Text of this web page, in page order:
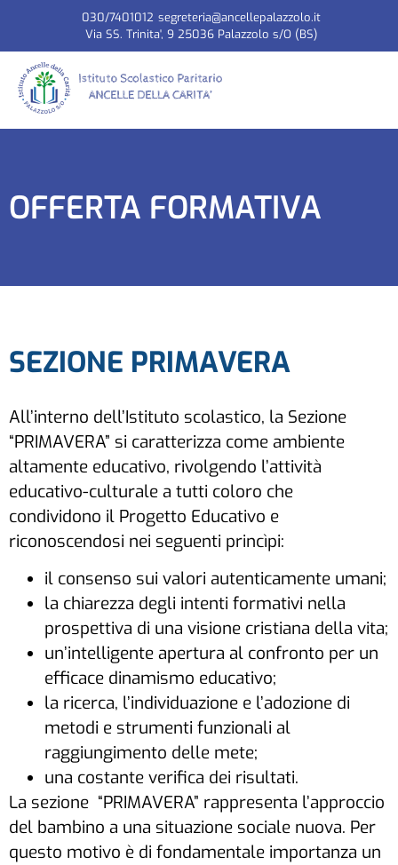
030/7401012 segreteria@ancellepalazzolo.it
Via SS. Trinita', 9 25036 Palazzolo s/O (BS)
OFFERTA FORMATIVA
SEZIONE PRIMAVERA
All’interno dell’Istituto scolastico, la Sezione
“PRIMAVERA” si caratterizza come ambiente
altamente educativo, rivolgendo l’attività
educativo-culturale a tutti coloro che
condividono il Progetto Educativo e
riconoscendosi nei seguenti princìpi:
il consenso sui valori autenticamente umani;
la chiarezza degli intenti formativi nella
prospettiva di una visione cristiana della vita;
un’intelligente apertura al confronto per un
efficace dinamismo educativo;
la ricerca, l’individuazione e l’adozione di
metodi e strumenti funzionali al
raggiungimento delle mete;
una costante verifica dei risultati.
La sezione “PRIMAVERA” rappresenta l’approccio
del bambino a una situazione sociale nuova. Per
questo motivo è di fondamentale importanza un